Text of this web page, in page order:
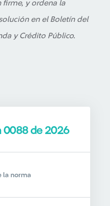
firme, y ordena la
en el Boletín del
y Crédito Público.
0088 de 2026
la norma